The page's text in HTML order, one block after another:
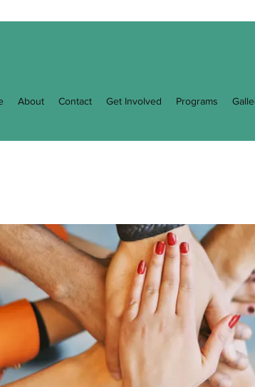
About Contact Get Involved Programs